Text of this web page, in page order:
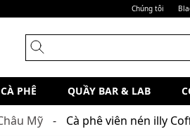
Chúng tôi
PHÊ QUẦY BAR & LAB
Mỹ Cà phê viên nén illy